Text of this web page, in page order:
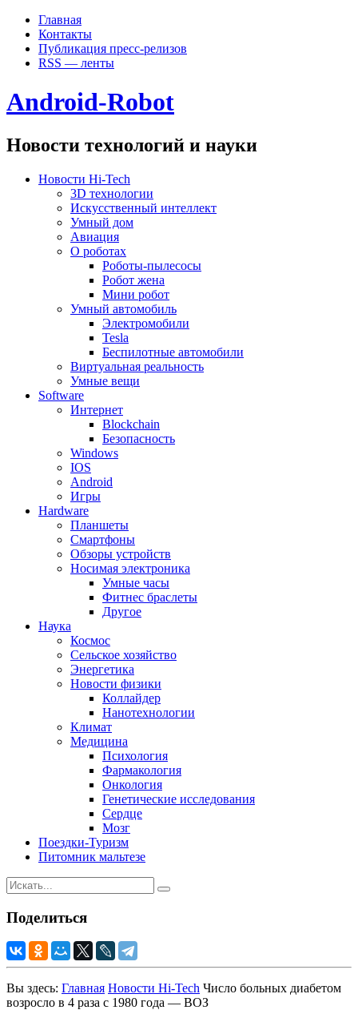
Главная
Контакты
Публикация пресс-релизов
RSS — ленты
Android-Robot
Новости технологий и науки
Новости Hi-Tech
3D технологии
Искусственный интеллект
Умный дом
Авиация
О роботах
Роботы-пылесосы
Робот жена
Мини робот
Умный автомобиль
Электромобили
Tesla
Беспилотные автомобили
Виртуальная реальность
Умные вещи
Software
Интернет
Blockchain
Безопасность
Windows
IOS
Android
Игры
Hardware
Планшеты
Смартфоны
Обзоры устройств
Носимая электроника
Умные часы
Фитнес браслеты
Другое
Наука
Космос
Сельское хозяйство
Энергетика
Новости физики
Коллайдер
Нанотехнологии
Климат
Медицина
Психология
Фармакология
Онкология
Генетические исследования
Сердце
Мозг
Поездки-Туризм
Питомник мальтезе
Поделиться
Вы здесь: Главная Новости Hi-Tech Число больных диабетом
возросло в 4 раза с 1980 года — ВОЗ